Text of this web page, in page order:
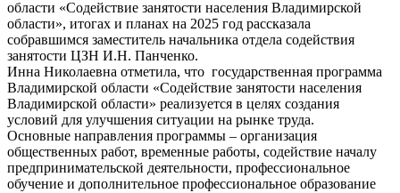
области «Содействие занятости населения Владимирской
области», итогах и планах на 2025 год рассказала
собравшимся заместитель начальника отдела содействия
занятости ЦЗН И.Н. Панченко.
Инна Николаевна отметила, что государственная программа
Владимирской области «Содействие занятости населения
Владимирской области» реализуется в целях создания
условий для улучшения ситуации на рынке труда.
Основные направления программы – организация
общественных работ, временные работы, содействие началу
предпринимательской деятельности, профессиональное
обучение и дополнительное профессиональное образование